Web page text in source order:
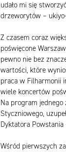
udało mi się
drzeworytów –
Z czasem coraz
poświęcone
pewno nie bez
wartości, które
praca w Filharmonii
wiele koncertów
Na program jednego
Styczniowego,
Dyktatora
Wśród pierwszych